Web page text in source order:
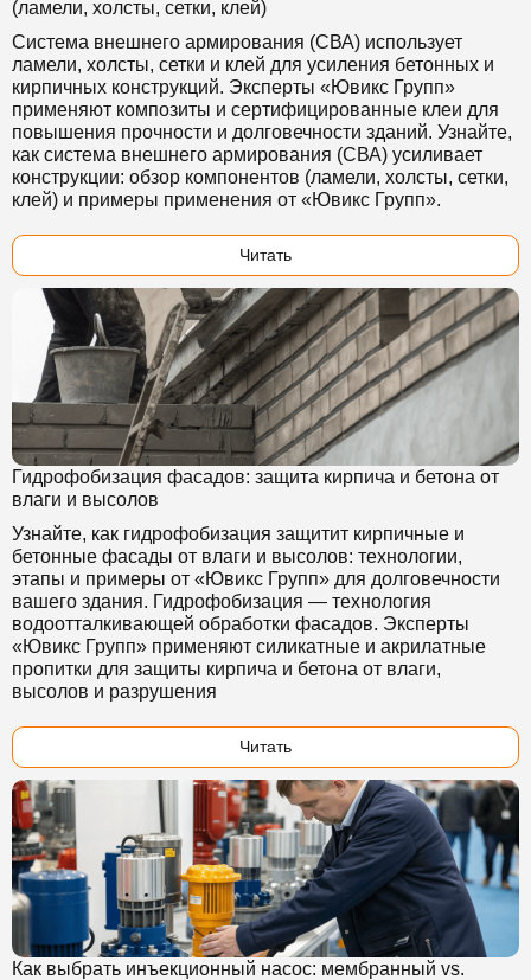
(ламели, холсты, сетки, клей)
Система внешнего армирования (СВА) использует
ламели, холсты, сетки и клей для усиления бетонных и
кирпичных конструкций. Эксперты «Ювикс Групп»
применяют композиты и сертифицированные клеи для
повышения прочности и долговечности зданий. Узнайте,
как система внешнего армирования (СВА) усиливает
конструкции: обзор компонентов (ламели, холсты, сетки,
клей) и примеры применения от «Ювикс Групп».
Читать
Гидрофобизация фасадов: защита кирпича и бетона от
влаги и высолов
Узнайте, как гидрофобизация защитит кирпичные и
бетонные фасады от влаги и высолов: технологии,
этапы и примеры от «Ювикс Групп» для долговечности
вашего здания. Гидрофобизация — технология
водоотталкивающей обработки фасадов. Эксперты
«Ювикс Групп» применяют силикатные и акрилатные
пропитки для защиты кирпича и бетона от влаги,
высолов и разрушения
Читать
Как выбрать инъекционный насос: мембранный vs.